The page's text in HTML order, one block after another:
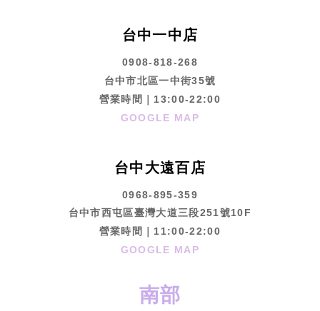
台中一中店
0908-818-268
台中市北區一中街35號
營業時間｜13:00-22:00
GOOGLE MAP
台中大遠百店
0968-895-359
台中市西屯區臺灣大道三段251號10F
營業時間｜11:00-22:00
GOOGLE MAP
南部